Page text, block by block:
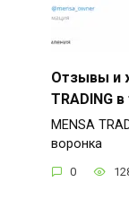
Отзывы и
TRADING
MENSA
воронка
0